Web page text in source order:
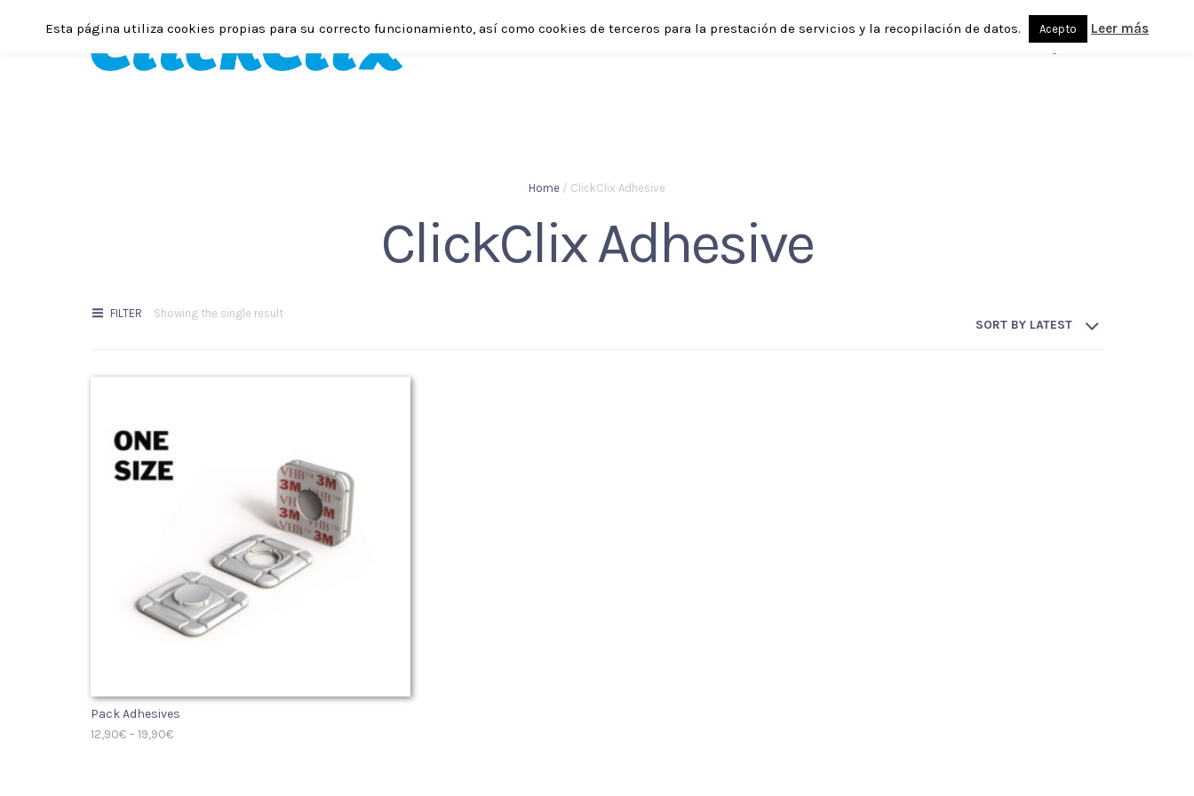
0
Home / ClickClix Adhesive
ClickClix Adhesive
FILTER Showing the single result
SORT BY LATEST
Pack Adhesives
12,90€– 19,90€
Esta página utiliza cookies propias para su correcto funcionamiento, así como cookies de terceros para la prestación de servicios y la recopilación de datos. Acepto Leer más